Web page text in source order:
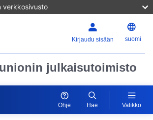
verkkosivusto
Kirjaudu sisään suomi
julkaisutoimisto
Ohje Hae Valikko